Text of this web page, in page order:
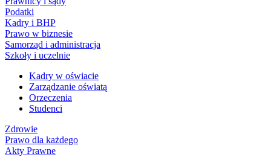
Podatki
Kadry i BHP
Prawo w biznesie
Samorząd i administracja
Szkoły i uczelnie
Kadry w oświacie
Zarządzanie oświatą
Orzeczenia
Studenci
Zdrowie
Prawo dla każdego
Akty Prawne